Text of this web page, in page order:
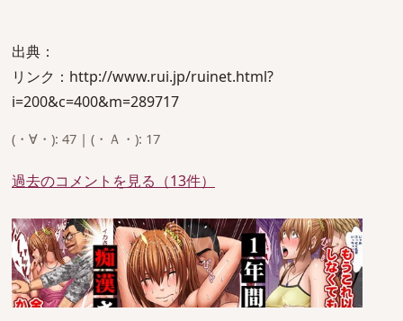
出典：
リンク：http://www.rui.jp/ruinet.html?
i=200&c=400&m=289717
(・∀・): 47 | (・Ａ・): 17
過去のコメントを見る（13件）